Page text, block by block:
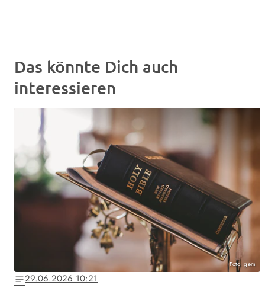
Das könnte Dich auch
interessieren
Foto: gem
notes29.06.2026 10:21